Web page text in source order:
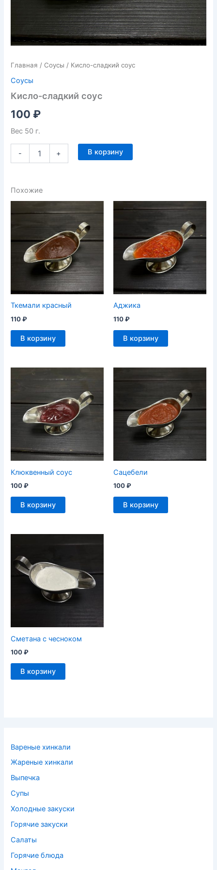
Вареные хинкали
Жареные хинкали
Выпечка
Супы
Холодные закуски
Горячие закуски
Салаты
Горячие блюда
Главная / Соусы / Кисло-сладкий соус
Соусы
Кисло-сладкий соус
100 ₽
Вес 50 г.
- + В корзину
Похожие
Ткемали красный
110₽
В корзину
Аджика
110₽
В корзину
Клюквенный соус
100₽
В корзину
Сацебели
100₽
В корзину
Сметана с чесноком
100₽
В корзину